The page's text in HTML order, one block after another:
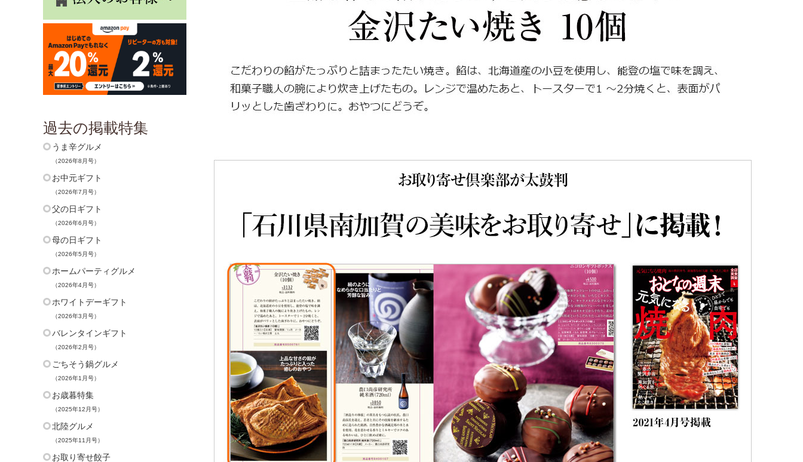
過去の掲載特集
うま辛グルメ
（2026年8月号）
お中元ギフト
（2026年7月号）
父の日ギフト
（2026年6月号）
母の日ギフト
（2026年5月号）
ホームパーティグルメ
（2026年4月号）
ホワイトデーギフト
（2026年3月号）
バレンタインギフト
（2026年2月号）
ごちそう鍋グルメ
（2026年1月号）
お歳暮特集
（2025年12月号）
北陸グルメ
（2025年11月号）
お取り寄せ餃子